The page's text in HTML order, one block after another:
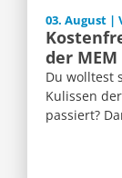
03. August |
der MEM
Du wolltest
Kulissen
passiert?